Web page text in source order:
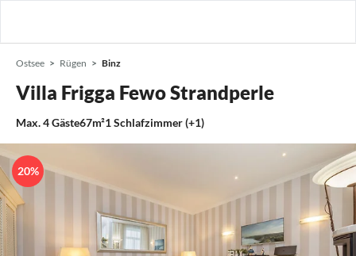
Ostsee Rügen Binz
Villa Frigga Fewo Strandperle
Max.4Gäste67m²1Schlafzimmer (+1)
20%